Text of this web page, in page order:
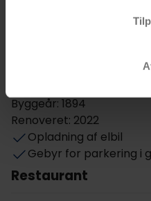
bruser eller badekar,
Byggeår: 1894
Renoveret: 2022
Opladning af elbil
Gebyr for parkering i
Restaurant